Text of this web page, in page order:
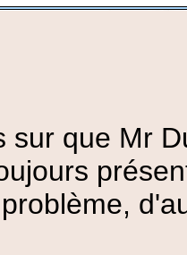
sur que Mr